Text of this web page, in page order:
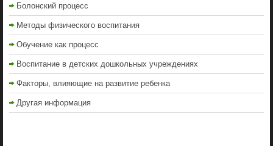
Болонский процесс
Методы физического воспитания
Обучение как процесс
Воспитание в детских дошкольных учреждениях
Факторы, влияющие на развитие ребенка
Другая информация